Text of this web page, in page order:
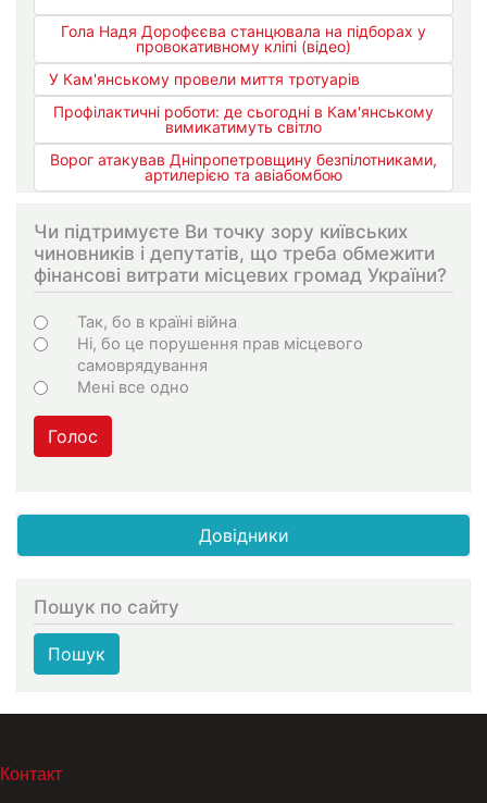
Гола Надя Дорофєєва станцювала на підборах у
провокативному кліпі (відео)
У Кам'янському провели миття тротуарів
Профілактичні роботи: де сьогодні в Кам'янському
вимикатимуть світло
Ворог атакував Дніпропетровщину безпілотниками,
артилерією та авіабомбою
Чи підтримуєте Ви точку зору київських
чиновників і депутатів, що треба обмежити
фінансові витрати місцевих громад України?
Варіанти
Так, бо в країні війна
Ні, бо це порушення прав місцевого
самоврядування
Мені все одно
Голос
Довідники
Пошук по сайту
Пошук
МЕНЮ В ПОДВАЛЕ
Контакт